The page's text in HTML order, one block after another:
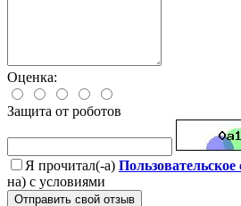
Оценка:
Защита от роботов
Я прочитал(-а) Пользовательское
на) с условиями
Отправить свой отзыв